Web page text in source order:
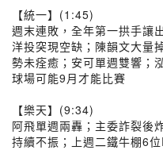
【統一】(1:45)
週末連敗，全年第一拱手讓
洋投突現空缺；陳韻文大量
勢未痊癒；安可單週雙響；
球場可能9月才能比賽
【樂天】(9:34)
阿飛單週兩轟；主委詐裂後
持續不振；上週二鐵牛棚6